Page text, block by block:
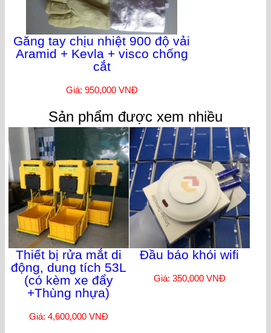
Găng tay chịu nhiệt 900 độ vải
Aramid + Kevla + visco chống
cắt
Giá: 950,000 VNĐ
Sản phẩm được xem nhiều
Thiết bị rửa mắt di
động, dung tích 53L
(có kèm xe đẩy
+Thùng nhựa)
Giá: 4,600,000 VNĐ
Đầu báo khói wifi
Giá: 350,000 VNĐ